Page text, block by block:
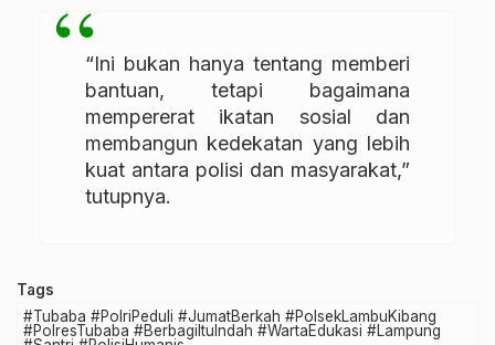
“Ini bukan hanya tentang memberi
bantuan, tetapi bagaimana
mempererat ikatan sosial dan
membangun kedekatan yang lebih
kuat antara polisi dan masyarakat,”
tutupnya.
Tags
#Tubaba #PolriPeduli #JumatBerkah #PolsekLambuKibang
#PolresTubaba #BerbagiItuIndah #WartaEdukasi #Lampung